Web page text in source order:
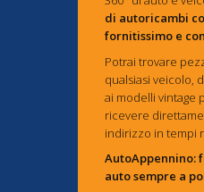
di autoricambi
fornitissimo e
Potrai trovare
qualsiasi veicolo,
ai modelli vintage
ricevere
indirizzo in tempi
AutoAppennino:
auto sempre a